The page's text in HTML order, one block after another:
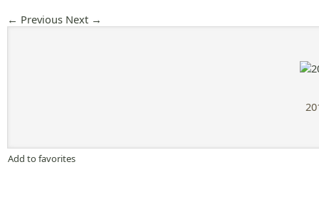
← Previous Next →
Add to favorites